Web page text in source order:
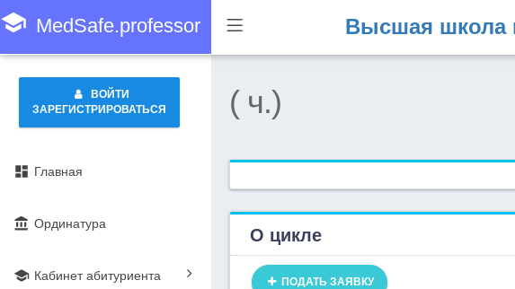
school MedSafe.professor Высшая школа
ВОЙТИ
ЗАРЕГИСТРИРОВАТЬСЯ
dashboard Главная
account_balance Ординатура
school Кабинет абитуриента
( ч.)
О цикле
ПОДАТЬ ЗАЯВКУ